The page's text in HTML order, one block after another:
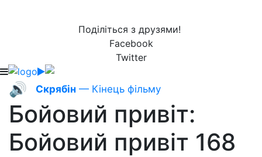
Поділіться з друзями!
Facebook
Twitter
🔊 Скрябін — Кінець фільму
Бойовий привіт:
Бойовий привіт 168